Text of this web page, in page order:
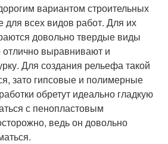
вариантом строительных
для всех видов работ. Для их
довольно твердые виды
отлично выравнивают и
Для создания рельефа такой
зато гипсовые и полимерные
обретут идеально гладкую
с пенопластовым
ведь он довольно